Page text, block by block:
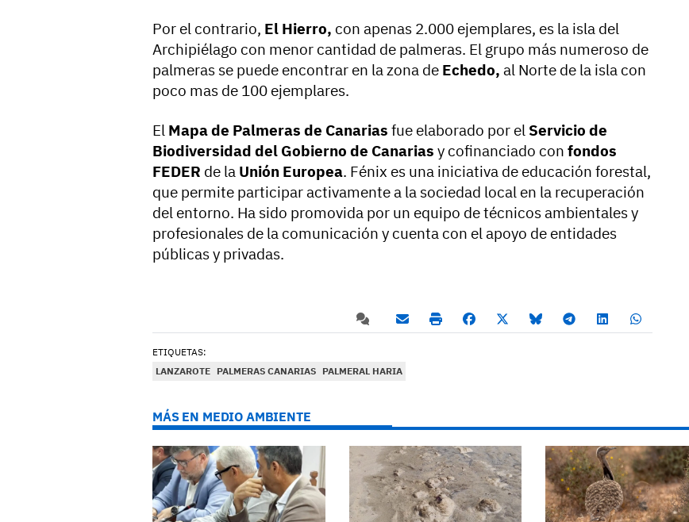
Por el contrario, El Hierro, con apenas 2.000 ejemplares, es la isla del
Archipiélago con menor cantidad de palmeras. El grupo más numeroso de
palmeras se puede encontrar en la zona de Echedo, al Norte de la isla con
poco mas de 100 ejemplares.
El Mapa de Palmeras de Canarias fue elaborado por el Servicio de
Biodiversidad del Gobierno de Canarias y cofinanciado con fondos
FEDER de la Unión Europea. Fénix es una iniciativa de educación forestal,
que permite participar activamente a la sociedad local en la recuperación
del entorno. Ha sido promovida por un equipo de técnicos ambientales y
profesionales de la comunicación y cuenta con el apoyo de entidades
públicas y privadas.
ETIQUETAS:
LANZAROTE PALMERAS CANARIAS PALMERAL HARIA
MÁS EN MEDIO AMBIENTE